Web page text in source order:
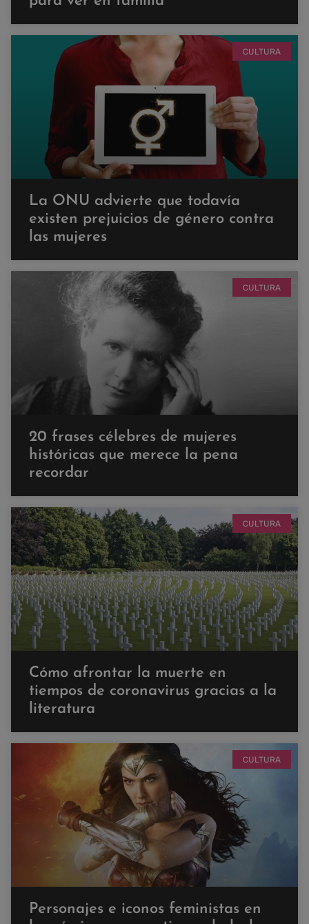
CULTURA
La ONU advierte que todavía
existen prejuicios de género contra
las mujeres
CULTURA
20 frases célebres de mujeres
históricas que merece la pena
recordar
CULTURA
Cómo afrontar la muerte en
tiempos de coronavirus gracias a la
literatura
CULTURA
Personajes e iconos feministas en